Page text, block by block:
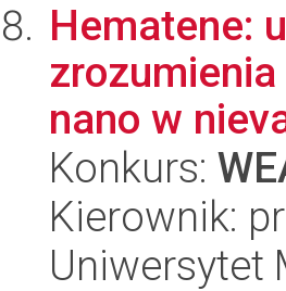
Hematene:
nano w
Konkurs:
Kierownik:
Uniwersytet